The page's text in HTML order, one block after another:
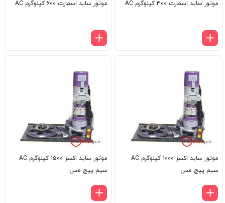
موتور ساید اسمارت 300 کیلوگرم AC موتور ساید اسمارت 600 کیلوگرم AC
موتور ساید اکسز 1000 کیلوگرم AC
سیم پیچ مس
موتور ساید اکسز 1500 کیلوگرم AC
سیم پیچ مس